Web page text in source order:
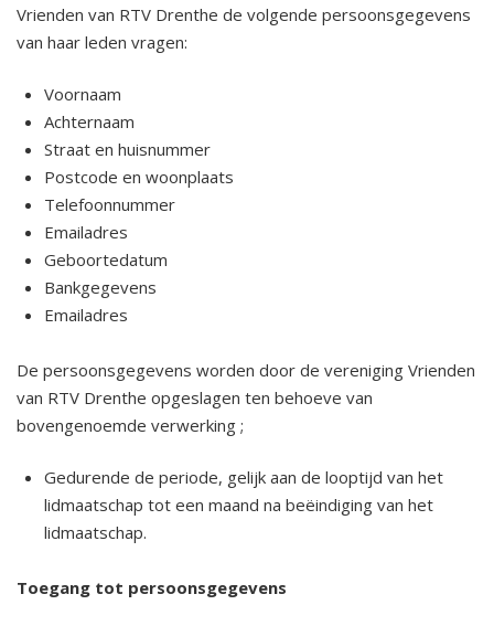
Vrienden van RTV Drenthe de volgende persoonsgegevens
van haar leden vragen:
Voornaam
Achternaam
Straat en huisnummer
Postcode en woonplaats
Telefoonnummer
Emailadres
Geboortedatum
Bankgegevens
Emailadres
De persoonsgegevens worden door de vereniging Vrienden
van RTV Drenthe opgeslagen ten behoeve van
bovengenoemde verwerking ;
Gedurende de periode, gelijk aan de looptijd van het
lidmaatschap tot een maand na beëindiging van het
lidmaatschap.
Toegang tot persoonsgegevens